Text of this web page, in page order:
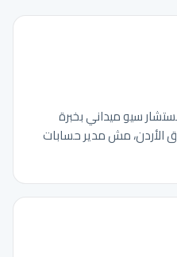
سيو ميداني بخبرة
الأردن، مش مدير حسابات